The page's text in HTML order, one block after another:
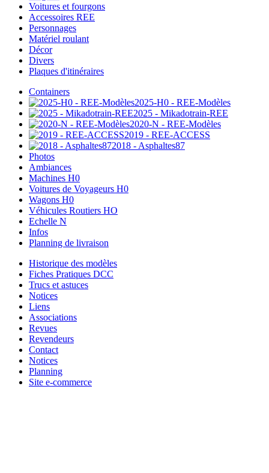
Voitures et fourgons
Accessoires REE
Personnages
Matériel roulant
Décor
Divers
Plaques d'itinéraires
Containers
2025-H0 - REE-Modèles
2025 - Mikadotrain-REE
2020-N - REE-Modèles
2019 - REE-ACCESS
2018 - Asphaltes87
Photos
Ambiances
Machines H0
Voitures de Voyageurs H0
Wagons H0
Véhicules Routiers HO
Echelle N
Infos
Planning de livraison
Historique des modèles
Fiches Pratiques DCC
Trucs et astuces
Notices
Liens
Associations
Revues
Revendeurs
Contact
Notices
Planning
Site e-commerce